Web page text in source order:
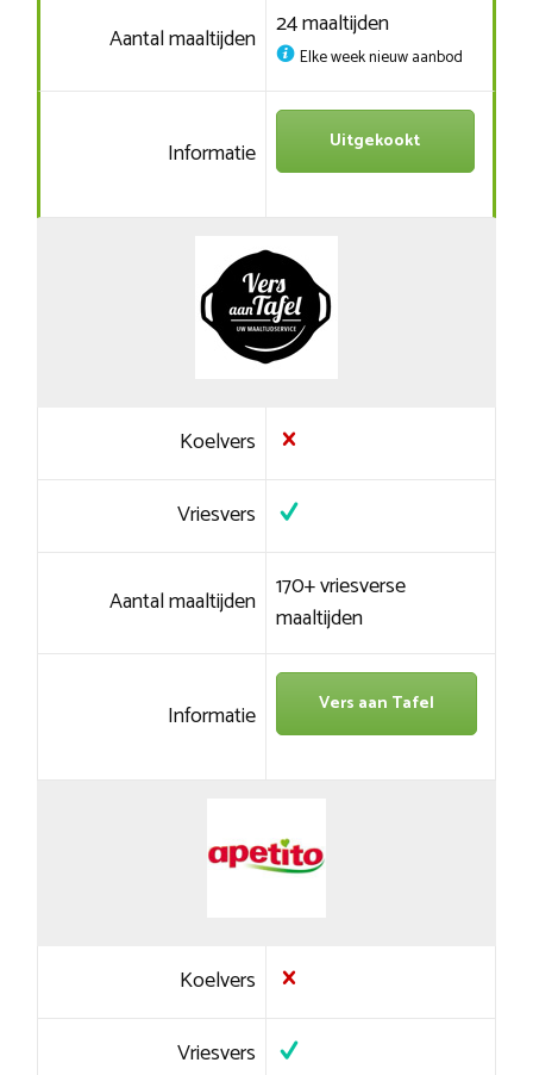
Aantal maaltijden 24 maaltijden
Elke week nieuw aanbod
Informatie Uitgekookt
Koelvers
Vriesvers
Aantal maaltijden 170+ vriesverse
maaltijden
Informatie Vers aan Tafel
Koelvers
Vriesvers